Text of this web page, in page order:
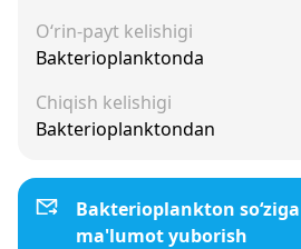
O‘rin-payt kelishigi
Bakterioplanktonda
Chiqish kelishigi
Bakterioplanktondan
Bakterioplankton
ma'lumot yuborish